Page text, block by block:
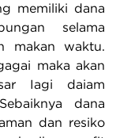
memiliki dana
selama
makan waktu.
maka akan
Iagi daiam
dana
dan resiko